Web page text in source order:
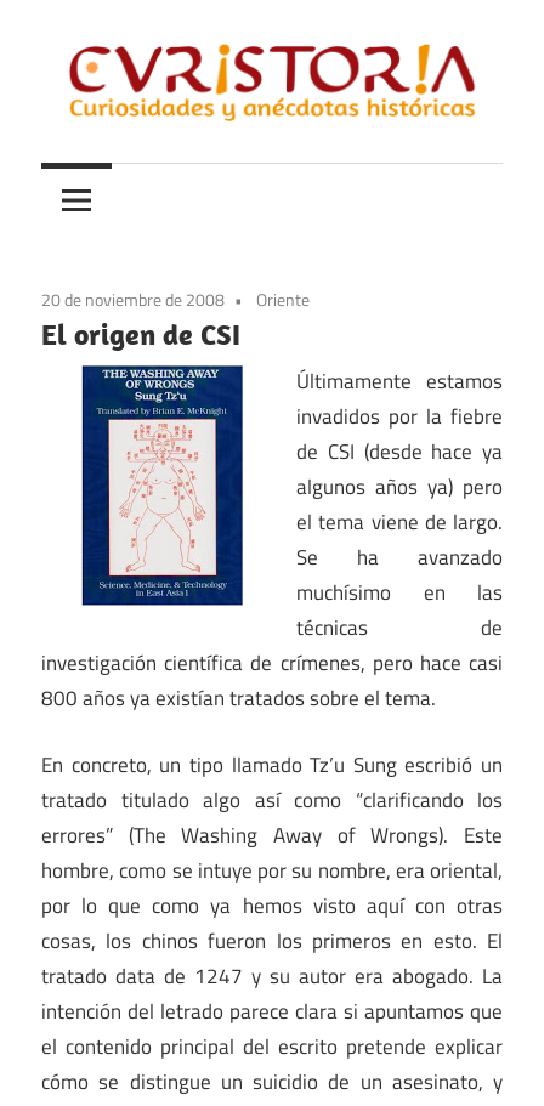
contenido
Curistoria
y
anécdotas
historia
20 de noviembre de 2008 Oriente
El origen de CSI
Últimamente estamos
invadidos por la fiebre
de CSI (desde hace ya
algunos años ya) pero
el tema viene de largo.
Se ha avanzado
muchísimo en las
técnicas de
investigación científica de crímenes, pero hace casi
800 años ya existían tratados sobre el tema.
En concreto, un tipo llamado Tz’u Sung escribió un
tratado titulado algo así como “clarificando los
errores” (The Washing Away of Wrongs). Este
hombre, como se intuye por su nombre, era oriental,
por lo que como ya hemos visto aquí con otras
cosas, los chinos fueron los primeros en esto. El
tratado data de 1247 y su autor era abogado. La
intención del letrado parece clara si apuntamos que
el contenido principal del escrito pretende explicar
cómo se distingue un suicidio de un asesinato, y